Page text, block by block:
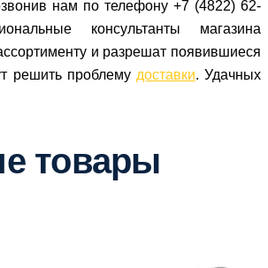
нам по телефону +7 (4822) 62-
консультанты магазина
и разрешат появившиеся
решить проблему доставки. Удачных
товары